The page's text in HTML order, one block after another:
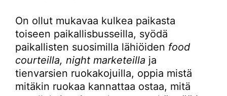
On ollut mukavaa kulkea paikasta
toiseen paikallisbusseilla, syödä
paikallisten suosimilla lähiöiden food
courteilla, night marketeilla ja
tienvarsien ruokakojuilla, oppia mistä
mitäkin ruokaa kannattaa ostaa, mitä